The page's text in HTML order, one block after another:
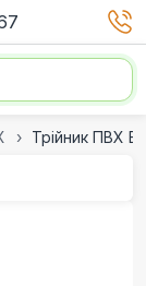
Трійник ПВХ